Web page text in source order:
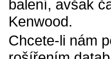
balení, avšak
Kenwood.
Chcete-li nám